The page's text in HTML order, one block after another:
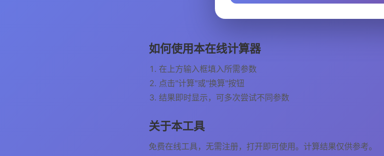
如何使用本在线计算器
在上方输入框填入所需参数
点击"计算"或"换算"按钮
结果即时显示，可多次尝试不同参数
关于本工具
免费在线工具，无需注册，打开即可使用。计算结果仅供参考。